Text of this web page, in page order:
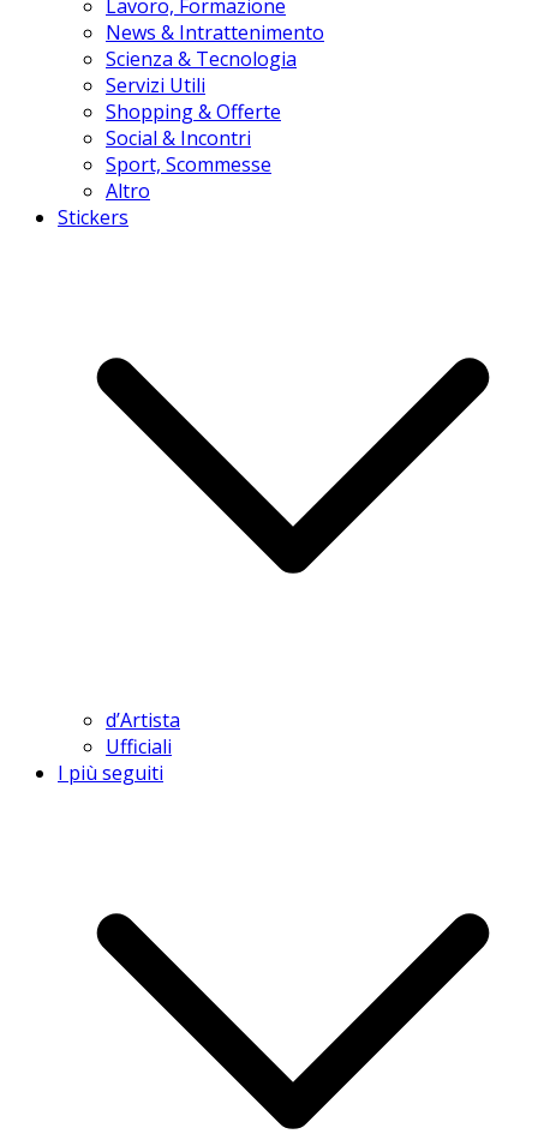
Lavoro, Formazione
News & Intrattenimento
Scienza & Tecnologia
Servizi Utili
Shopping & Offerte
Social & Incontri
Sport, Scommesse
Altro
Stickers
d’Artista
Ufficiali
I più seguiti